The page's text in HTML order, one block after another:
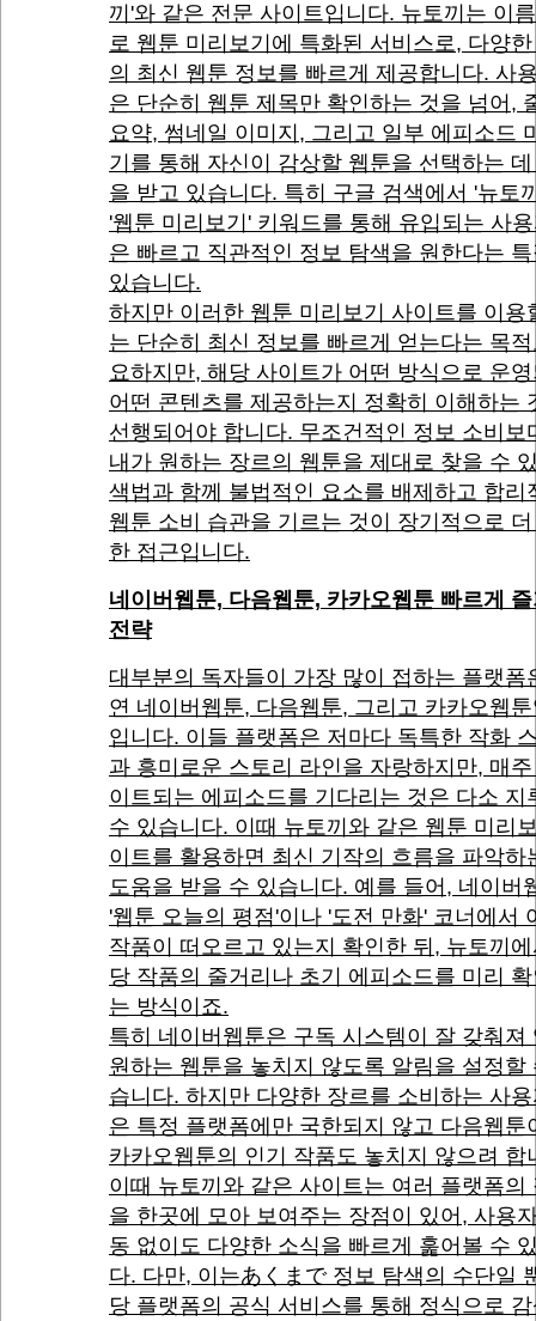
끼'와 같은 전문 사이트입니다. 뉴토끼는 이
로 웹툰 미리보기에 특화된 서비스로, 다양
의 최신 웹툰 정보를 빠르게 제공합니다. 사
은 단순히 웹툰 제목만 확인하는 것을 넘어,
요약, 썸네일 이미지, 그리고 일부 에피소드
기를 통해 자신이 감상할 웹툰을 선택하는
을 받고 있습니다. 특히 구글 검색에서 '뉴토
'웹툰 미리보기' 키워드를 통해 유입되는 사
은 빠르고 직관적인 정보 탐색을 원한다는
있습니다.
하지만 이러한 웹툰 미리보기 사이트를 이용
는 단순히 최신 정보를 빠르게 얻는다는 목
요하지만, 해당 사이트가 어떤 방식으로 운
어떤 콘텐츠를 제공하는지 정확히 이해하는
선행되어야 합니다. 무조건적인 정보 소비보
내가 원하는 장르의 웹툰을 제대로 찾을 수
색법과 함께 불법적인 요소를 배제하고 합리
웹툰 소비 습관을 기르는 것이 장기적으로
한 접근입니다.
네이버웹툰, 다음웹툰, 카카오웹툰 빠르게
전략
대부분의 독자들이 가장 많이 접하는 플랫폼
연 네이버웹툰, 다음웹툰, 그리고 카카오웹
입니다. 이들 플랫폼은 저마다 독특한 작화
과 흥미로운 스토리 라인을 자랑하지만, 매
이트되는 에피소드를 기다리는 것은 다소 지
수 있습니다. 이때 뉴토끼와 같은 웹툰 미리
이트를 활용하면 최신 기작의 흐름을 파악하
도움을 받을 수 있습니다. 예를 들어, 네이버
'웹툰 오늘의 평점'이나 '도전 만화' 코너에서
작품이 떠오르고 있는지 확인한 뒤, 뉴토끼
당 작품의 줄거리나 초기 에피소드를 미리
는 방식이죠.
특히 네이버웹툰은 구독 시스템이 잘 갖춰져
원하는 웹툰을 놓치지 않도록 알림을 설정할
습니다. 하지만 다양한 장르를 소비하는 사
은 특정 플랫폼에만 국한되지 않고 다음웹툰
카카오웹툰의 인기 작품도 놓치지 않으려 합
이때 뉴토끼와 같은 사이트는 여러 플랫폼의
을 한곳에 모아 보여주는 장점이 있어, 사용
동 없이도 다양한 소식을 빠르게 훑어볼 수
다. 다만, 이는あくまで 정보 탐색의 수단일
당 플랫폼의 공식 서비스를 통해 정식으로